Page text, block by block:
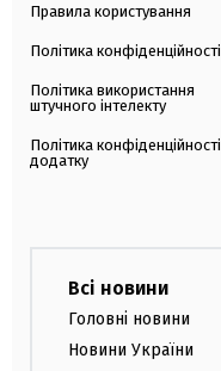
Правила користування
Політика конфіденційності
Політика використання
штучного інтелекту
Політика конфіденційності
додатку
Всі новини
Головні новини
Новини України